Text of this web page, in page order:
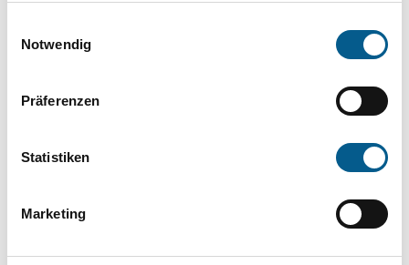
Notwendig
Präferenzen
Statistiken
Marketing
aufmerksam. Der Aktionstag zeigte
Selbsthilfe für Menschen in unterschiedlichen
Vorbereitung des Jubiläumsjahres 2026. Dann